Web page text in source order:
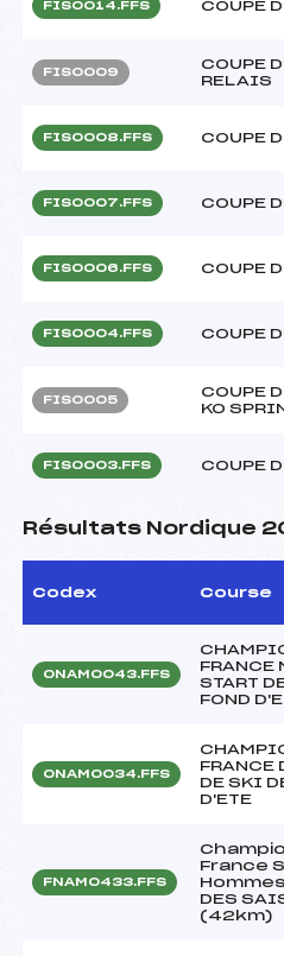
FIS0014.FFS COUPE
FIS0009
COUPE
RELAIS
FIS0008.FFS COUPE
FIS0007.FFS COUPE
FIS0006.FFS COUPE
FIS0004.FFS COUPE
FIS0005
COUPE
KO
FIS0003.FFS COUPE
Résultats Nordique
Codex Course
ONAM0043.FFS
FRANCE
START
FOND
ONAM0034.FFS
FRANCE
DE SKI
D'ETE
FNAM0433.FFS
France
Hommes
DES
(42km)